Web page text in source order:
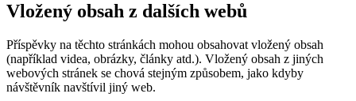
Vložený obsah z dalších webů
Příspěvky na těchto stránkách mohou obsahovat vložený obsah
(například videa, obrázky, články atd.). Vložený obsah z jiných
webových stránek se chová stejným způsobem, jako kdyby
návštěvník navštívil jiný web.